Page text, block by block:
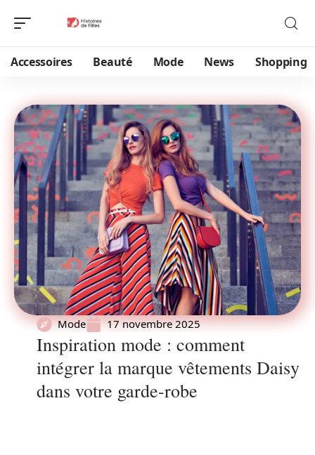
Accessoires Beauté Mode News Shopping
Mode 17 novembre 2025
Inspiration mode : comment
intégrer la marque vêtements Daisy
dans votre garde-robe